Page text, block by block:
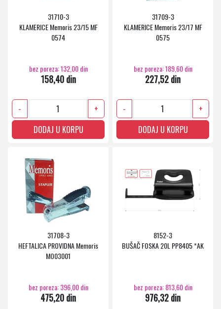
31710-3
KLAMERICE Memoris 23/15 MF
0574
bez poreza: 132,00 din
158,40 din
-
+
DODAJ U KORPU
31709-3
KLAMERICE Memoris 23/17 MF
0575
bez poreza: 189,60 din
227,52 din
-
+
DODAJ U KORPU
31708-3
HEFTALICA PROVIDNA Memoris
MO03001
bez poreza: 396,00 din
475,20 din
8152-3
BUŠAČ FOSKA 20L PP8405 *AK
bez poreza: 813,60 din
976,32 din